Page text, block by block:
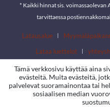
* Kaikki hinnat sis. voimassaolevan
tarvittaessa
Latausalue
Lataa luettelot
Tämä verkkosivu käyttää aina
evästeitä. Muita evästeitä,
palvelevat suoramainontaa tai
sosiaalisen median